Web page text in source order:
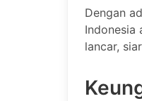
Dengan
Indonesia
lancar,